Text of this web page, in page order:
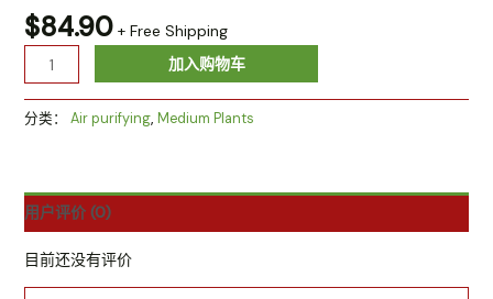
$84.90 + Free Shipping
加入购物车
分类： Air purifying, Medium Plants
用户评价 (0)
目前还没有评价